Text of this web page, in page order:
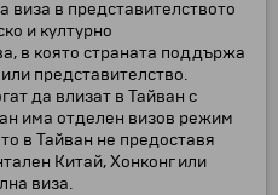
виза в представителството
и културно
в която страната поддържа
представителство.
да влизат в Тайван с
има отделен визов режим
в Тайван не предоставя
Китай, Хонконг или
виза.